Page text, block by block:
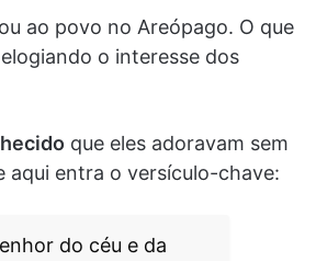
ao povo no Areópago. O que
o interesse dos
que eles adoravam sem
aqui entra o versículo-chave:
do céu e da